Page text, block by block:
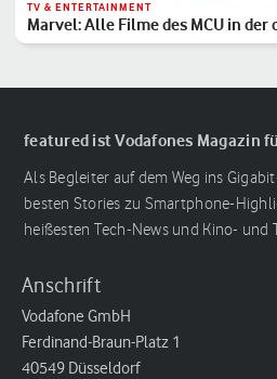
TV & ENTERTAINMENT
Marvel: Alle Filme des MCU in der
Reihenfolge
featured ist Vodafones Magazin
Als Begleiter auf dem Weg ins
besten Stories zu Smartphone-
heißesten Tech-News und Kino- und
Anschrift
Vodafone GmbH
Ferdinand-Braun-Platz 1
40549 Düsseldorf